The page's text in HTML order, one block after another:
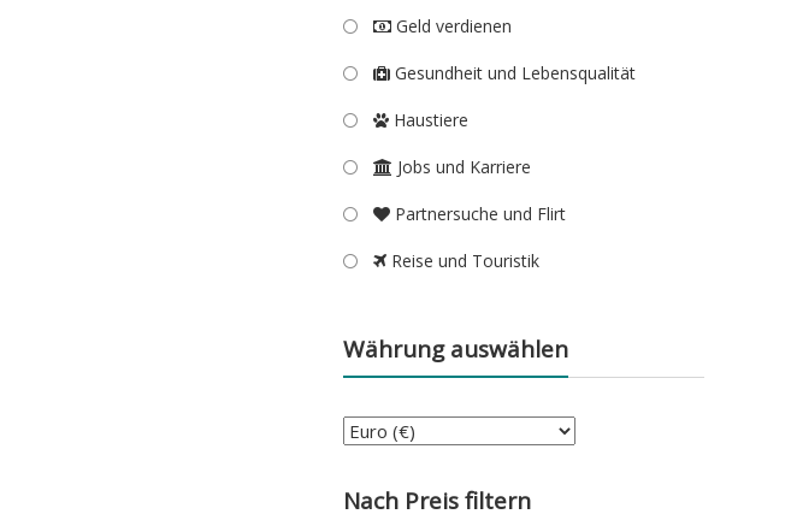
Geld verdienen
Gesundheit und Lebensqualität
Haustiere
Jobs und Karriere
Partnersuche und Flirt
Reise und Touristik
Währung auswählen
Nach Preis filtern